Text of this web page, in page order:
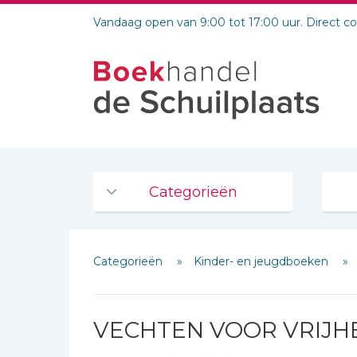
Vandaag open van 9:00 tot 17:00 uur. Direct
Categorieën
De Bijbel
Bijbelse Dagboeken 2026
Bijbelstudie groepen
Categorieën Kinder- en jeugdboeken
VECHTEN VOOR